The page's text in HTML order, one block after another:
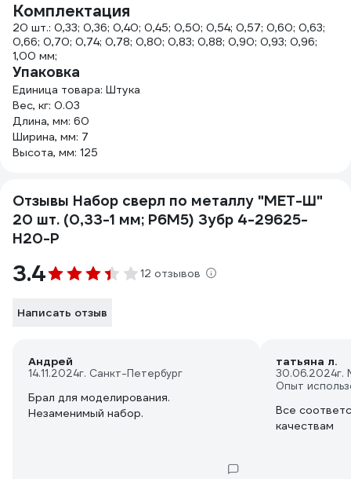
Комплектация
20 шт.: 0,33; 0,36; 0,40; 0,45; 0,50; 0,54; 0,57; 0,60; 0,63;
0,66; 0,70; 0,74; 0,78; 0,80; 0,83; 0,88; 0,90; 0,93; 0,96;
1,00 мм;
Упаковка
Единица товара: Штука
Вес, кг: 0.03
Длина, мм: 60
Ширина, мм: 7
Высота, мм: 125
Отзывы Набор сверл по металлу "МЕТ-Ш"
20 шт. (0,33-1 мм; Р6М5) Зубр 4-29625-
H20-P
3.4 12 отзывов
Написать отзыв
Андрей
14.11.2024г. Санкт-Петербург
Брал для моделирования.
Незаменимый набор.
татьяна л.
30.06.2024г.
Опыт
Все
качествам